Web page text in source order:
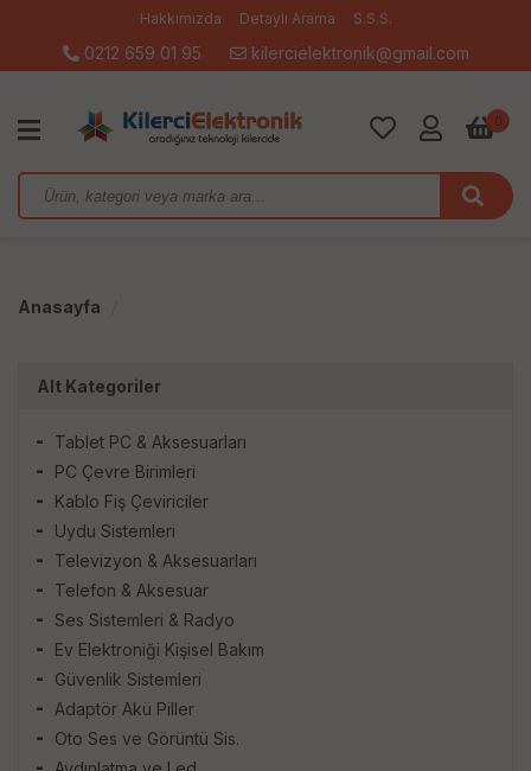
Hakkımızda Detaylı Arama S.S.S.
0212 659 01 95 kilercielektronik@gmail.com
0
Anasayfa
Alt Kategoriler
Tablet PC & Aksesuarları
PC Çevre Birimleri
Kablo Fiş Çeviriciler
Uydu Sistemleri
Televizyon & Aksesuarları
Telefon & Aksesuar
Ses Sistemleri & Radyo
Ev Elektroniği Kişisel Bakım
Güvenlik Sistemleri
Adaptör Akü Piller
Oto Ses ve Görüntü Sis.